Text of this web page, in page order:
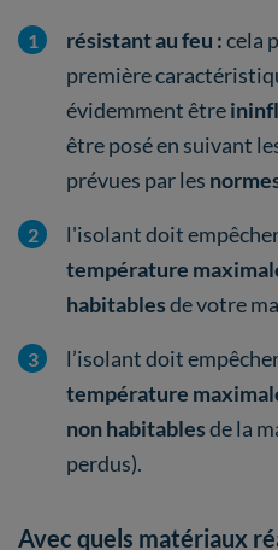
résistant au feu :cela
première
évidemment être
être posé en suivant
prévues par les
l'isolant doit
température
habitablesde votre
l’isolant doit
température
non habitablesde la
perdus).
Avec quels matériaux